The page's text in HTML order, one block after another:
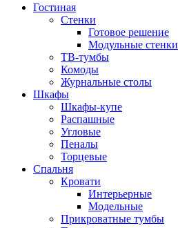
Гостиная
Стенки
Готовое решение
Модульные стенки
ТВ-тумбы
Комоды
Журнальные столы
Шкафы
Шкафы-купе
Распашные
Угловые
Пеналы
Торцевые
Спальня
Кровати
Интерьерные
Модельные
Прикроватные тумбы